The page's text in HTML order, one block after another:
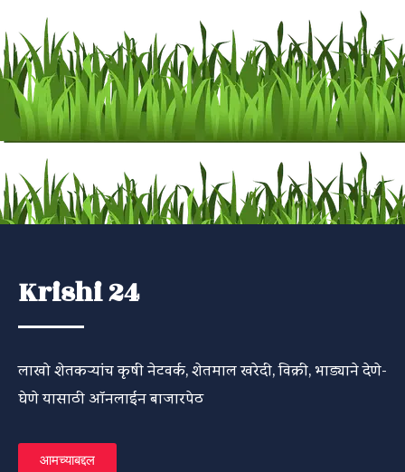
Krishi 24
लाखो शेतकऱ्यांच कृषी नेटवर्क, शेतमाल खरेदी, विक्री, भाड्याने देणे-
घेणे यासाठी ऑनलाईन बाजारपेठ
आमच्याबद्दल